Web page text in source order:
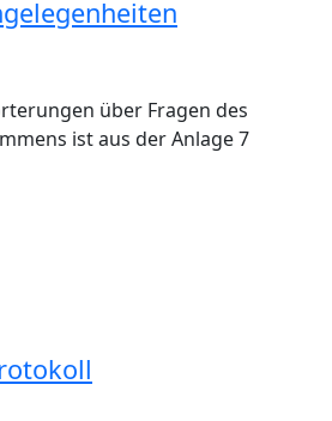
über Fragen des
ist aus der Anlage 7